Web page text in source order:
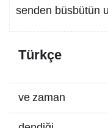
senden büsbütün
Türkçe
ve zaman